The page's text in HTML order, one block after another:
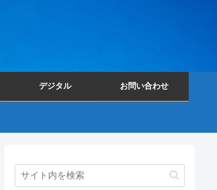
デジタル お問い合わせ